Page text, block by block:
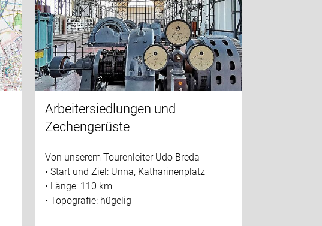
Arbeitersiedlungen und
Zechengerüste
Von unserem Tourenleiter Udo Breda
• Start und Ziel: Unna, Katharinenplatz
• Länge: 110 km
• Topografie: hügelig